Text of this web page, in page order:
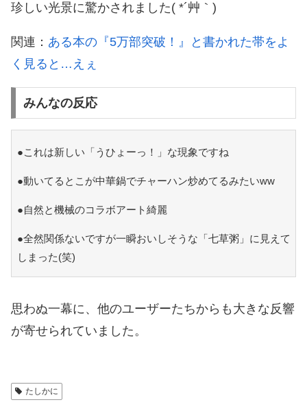
珍しい光景に驚かされました( *´艸｀)
関連： ある本の『5万部突破！』と書かれた帯をよ
く見ると…えぇ
みんなの反応
●これは新しい「うひょーっ！」な現象ですね
●動いてるとこが中華鍋でチャーハン炒めてるみたいww
●自然と機械のコラボアート綺麗
●全然関係ないですが一瞬おいしそうな「七草粥」に見えて
しまった(笑)
思わぬ一幕に、他のユーザーたちからも大きな反響
が寄せられていました。
たしかに